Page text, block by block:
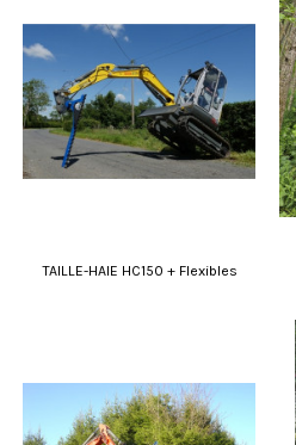
TAILLE-HAIE HC150 + Flexibles